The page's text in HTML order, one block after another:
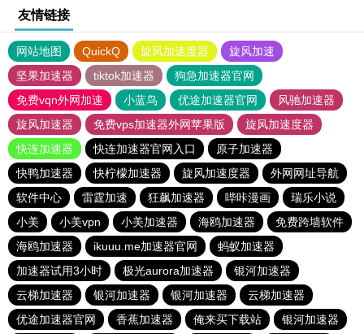
友情链接
网站地图 QuickQ 旋风加速度器
旋风加速
坚果加速器
tiktok加速器
狗急加速器官网
免费vqn外网加速
小蓝鸟 优途加速器官网
风驰加速器
旋风加速器
免费vps加速器外网苹果版
旋风加速度器
快连加速器
快连加速器官网入口
原子加速器
快鸭加速器
快柠檬加速器 旋风加速度器
外网网址导航
软件中心
雷霆加速 狂飙加速器 哔咔漫画
瑞乐小说
小美
小美vpn 小美加速器 海鸥加速器
免费跨墙软件
海鸥加速器
ikuuu.me加速器官网
蚂蚁加速器
加速器试用3小时
极光aurora加速器
银河加速器
云梯加速器
银河加速器 银河加速器
云梯加速器
优途加速器官网
香蕉加速器 俺来买下载站
银河加速器